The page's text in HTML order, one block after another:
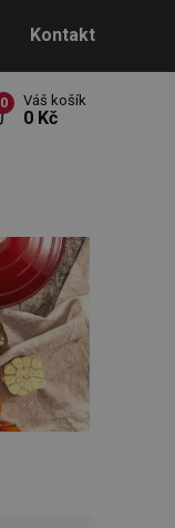
Kontakt
0 Váš košík
0 Kč